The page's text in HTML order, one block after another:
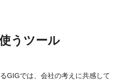
うツール
GIGでは、会社の考えに共感して